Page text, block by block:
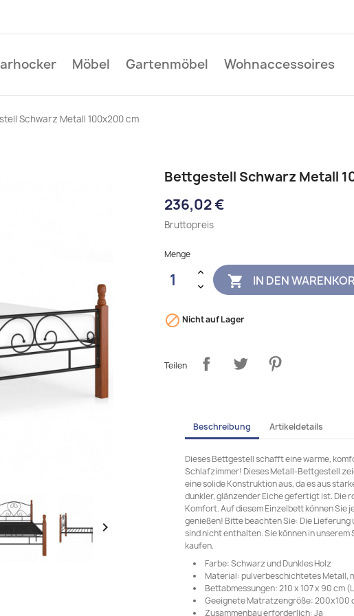
Möbel Gartenmöbel Wohnaccessoires
Schwarz Metall 100x200 cm

Bettgestell Schwarz Metall
236,02 €
Bruttopreis
Menge
 IN DEN
 Nicht auf Lager
Teilen
Beschreibung Artikeldetails
Dieses Bettgestell schafft eine warme,
Schlafzimmer! Dieses Metall-Bettgestell
eine solide Konstruktion aus, da es aus
dunkler, glänzender Eiche gefertigt ist. Die
Komfort. Auf diesem Einzelbett können Sie
genießen! Bitte beachten Sie: Die
sind nicht enthalten. Sie können in
kaufen.
Farbe: Schwarz und Dunkles Holz
Material: pulverbeschichtetes Metall,
Bettabmessungen: 210 x 107 x 90 cm (L
Geeignete Matratzengröße: 200x100
Zusammenbau erforderlich: Ja